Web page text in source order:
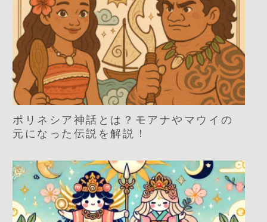
ポリネシア神話とは？モアナやマウイの
元になった伝説を解説！